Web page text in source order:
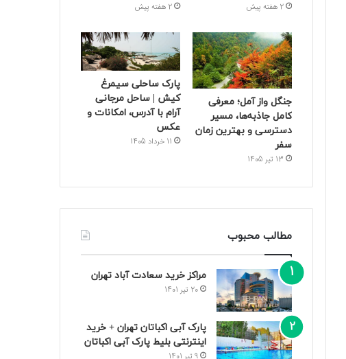
2 هفته پیش 2 هفته پیش
جنگل واز آمل؛ معرفی
کامل جاذبه‌ها، مسیر
دسترسی و بهترین زمان
سفر
13 تیر 1405
پارک ساحلی سیمرغ
کیش | ساحل مرجانی
آرام با آدرس، امکانات و
عکس
11 خرداد 1405
مطالب محبوب
مراکز خرید سعادت‌ آباد تهران
20 تیر 1401
پارک آبی اکباتان تهران + خرید
اینترنتی بلیط پارک آبی اکباتان